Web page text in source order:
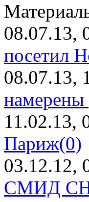
08.07.13,
посетил
08.07.13,
намерены
11.02.13,
Париж(0)
03.12.12,
СМИД